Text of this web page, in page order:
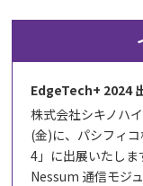
EdgeTech+ 2024
株式会社シキノハイ
(金)に、パシフィ
4」に出展いたしま
Nessum 通信モジ